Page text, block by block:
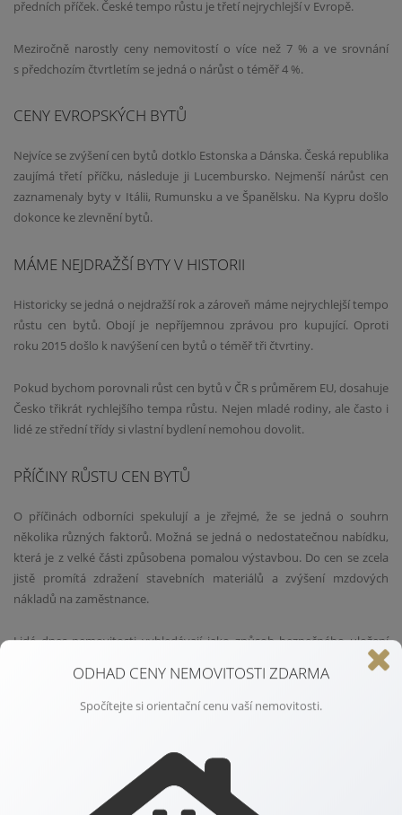
předních příček. České tempo růstu je třetí nejrychlejší v Evropě.
Meziročně narostly ceny nemovitostí o více než 7 % a ve srovnání
s předchozím čtvrtletím se jedná o nárůst o téměř 4 %.
CENY EVROPSKÝCH BYTŮ
Nejvíce se zvýšení cen bytů dotklo Estonska a Dánska. Česká republika
zaujímá třetí příčku, následuje ji Lucembursko. Nejmenší nárůst cen
zaznamenaly byty v Itálii, Rumunsku a ve Španělsku. Na Kypru došlo
dokonce ke zlevnění bytů.
MÁME NEJDRAŽŠÍ BYTY V HISTORII
Historicky se jedná o nejdražší rok a zároveň máme nejrychlejší tempo
růstu cen bytů. Obojí je nepříjemnou zprávou pro kupující. Oproti
roku 2015 došlo k navýšení cen bytů o téměř tři čtvrtiny.
Pokud bychom porovnali růst cen bytů v ČR s průměrem EU, dosahuje
Česko třikrát rychlejšího tempa růstu. Nejen mladé rodiny, ale často i
lidé ze střední třídy si vlastní bydlení nemohou dovolit.
PŘÍČINY RŮSTU CEN BYTŮ
O příčinách odborníci spekulují a je zřejmé, že se jedná o souhrn
několika různých faktorů. Možná se jedná o nedostatečnou nabídku,
která je z velké části způsobena pomalou výstavbou. Do cen se zcela
jistě promítá zdražení stavebních materiálů a zvýšení mzdových
nákladů na zaměstnance.
Lidé dnes nemovitosti vyhledávají jako způsob bezpečného uložení
peněžních prostředků, nemovitosti obratem pronajímají. Vyšší
zdanění druhých nemovitostí by automaticky vedlo ke zvýšení nájmu.
Česká národní banka si slibuje ochlazení poptávky od zvyšujících se
cen hypotečních úvěrů. Navýšila proto základní úrokové sazby, od
kterých komerční banky počítají úroky z hypoték. Navzdory těmto
ODHAD CENY NEMOVITOSTI ZDARMA
Spočítejte si orientační cenu vaší nemovitosti.